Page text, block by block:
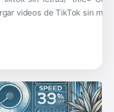
videos de TikTok sin